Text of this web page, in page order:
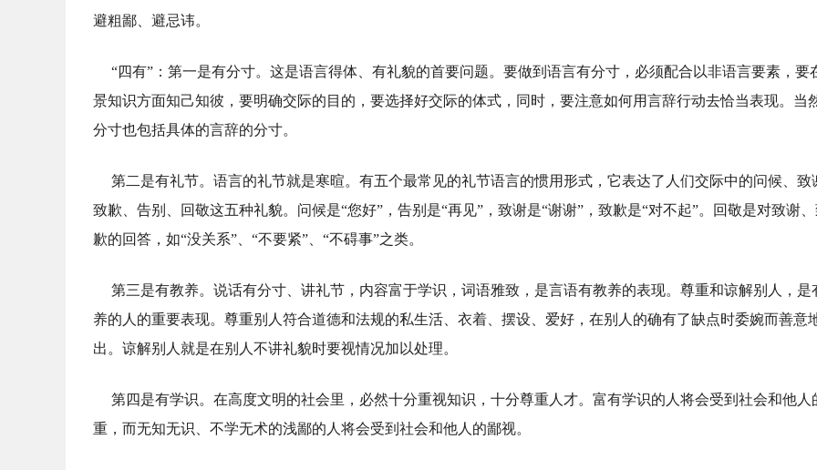
避粗鄙、避忌讳。
“四有”：第一是有分寸。这是语言得体、有礼貌的首要问题。要做到语言有分寸，必须配合以非语言要素，要
景知识方面知己知彼，要明确交际的目的，要选择好交际的体式，同时，要注意如何用言辞行动去恰当表现。当
分寸也包括具体的言辞的分寸。
第二是有礼节。语言的礼节就是寒暄。有五个最常见的礼节语言的惯用形式，它表达了人们交际中的问候、致
致歉、告别、回敬这五种礼貌。问候是“您好”，告别是“再见”，致谢是“谢谢”，致歉是“对不起”。回敬是对致谢
歉的回答，如“没关系”、“不要紧”、“不碍事”之类。
第三是有教养。说话有分寸、讲礼节，内容富于学识，词语雅致，是言语有教养的表现。尊重和谅解别人，是
养的人的重要表现。尊重别人符合道德和法规的私生活、衣着、摆设、爱好，在别人的确有了缺点时委婉而善意
出。谅解别人就是在别人不讲礼貌时要视情况加以处理。
第四是有学识。在高度文明的社会里，必然十分重视知识，十分尊重人才。富有学识的人将会受到社会和他人
重，而无知无识、不学无术的浅鄙的人将会受到社会和他人的鄙视。